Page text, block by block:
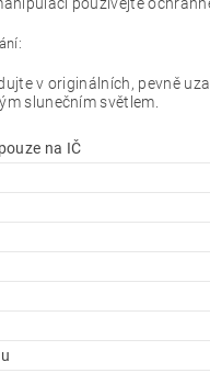
v originálních, pevně
slunečním světlem.
na IČ